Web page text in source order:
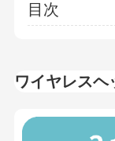
目次
ワイヤレスヘ